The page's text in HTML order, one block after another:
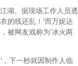
湖。据现场工作人员透
的线还乱！'而万妮达
被网友戏称为'冰火两
下一秒就因制作人临